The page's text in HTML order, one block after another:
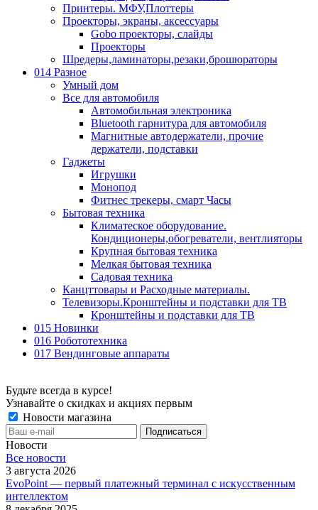
Принтеры. МФУ,Плоттеры
Проекторы, экраны, аксессуары
Gobo проекторы, слайды
Проекторы
Шредеры,ламинаторы,резаки,брошюраторы
014 Разное
Умный дом
Все для автомобиля
Автомобильная электроника
Bluetooth гарнитура для автомобиля
Магнитные автодержатели, прочие
держатели, подставки
Гаджеты
Игрушки
Монопод
Фитнес трекеры, смарт Часы
Бытовая техника
Климатеское оборудование.
Кондиционеры,обогреватели, вентлияторы
Крупная бытовая техника
Мелкая бытовая техника
Садовая техника
Канцттовары и Расходные материалы.
Телевизоры.Кронштейны и подставки для ТВ
Кронштейны и подставки для ТВ
015 Новинки
016 Робототехника
017 Вендинговые аппараты
Будьте всегда в курсе!
Узнавайте о скидках и акциях первым
Новости магазина
Новости
Все новости
3 августа 2026
EvoPoint — первый платежный терминал с искусственным
интеллектом